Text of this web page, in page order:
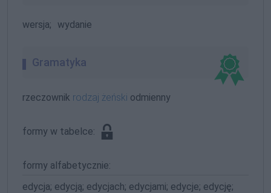
wersja; wydanie
Gramatyka
rzeczownik rodzaj żeński odmienny
formy w tabelce:
formy alfabetycznie:
edycja; edycją; edycjach; edycjami; edycje; edycję;